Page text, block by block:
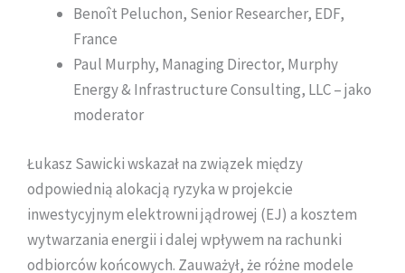
Benoît Peluchon, Senior Researcher, EDF,
France
Paul Murphy, Managing Director, Murphy
Energy & Infrastructure Consulting, LLC – jako
moderator
Łukasz Sawicki wskazał na związek między
odpowiednią alokacją ryzyka w projekcie
inwestycyjnym elektrowni jądrowej (EJ) a kosztem
wytwarzania energii i dalej wpływem na rachunki
odbiorców końcowych. Zauważył, że różne modele